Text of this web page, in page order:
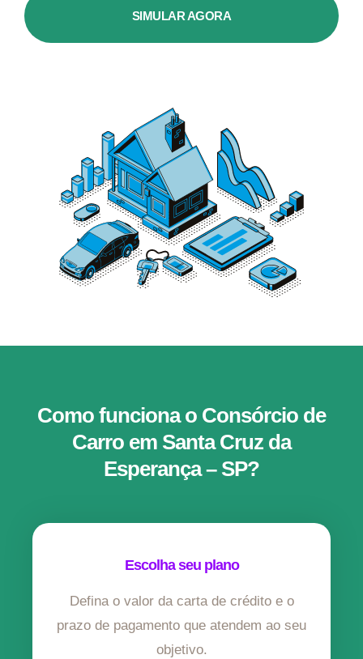
SIMULAR AGORA
Como funciona o Consórcio de
Carro em Santa Cruz da
Esperança – SP?
Escolha seu plano
Defina o valor da carta de crédito e o
prazo de pagamento que atendem ao seu
objetivo.